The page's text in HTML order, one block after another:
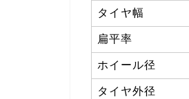
タイヤ幅
扁平率
ホイール径
タイヤ外径